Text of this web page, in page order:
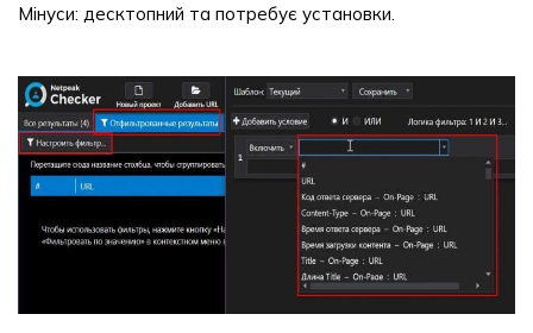
Мінуси: десктопний та потребує установки.